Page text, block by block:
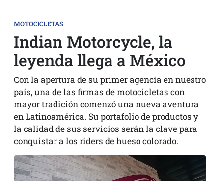
MOTOCICLETAS
Indian Motorcycle, la
leyenda llega a México
Con la apertura de su primer agencia en nuestro
país, una de las firmas de motocicletas con
mayor tradición comenzó una nueva aventura
en Latinoamérica. Su portafolio de productos y
la calidad de sus servicios serán la clave para
conquistar a los riders de hueso colorado.